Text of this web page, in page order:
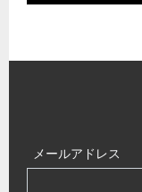
メールアドレス